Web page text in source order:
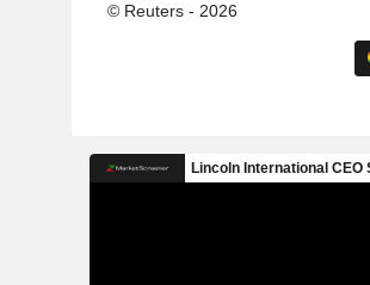
© Reuters - 2026